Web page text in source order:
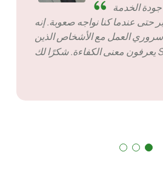
SiveHost مقدمًا - عادةً ما يكون
SiveHost خطوة إلى الأمام ويكون
بالمشكلات مسبقًا. هناك بعض
فيها إلى انتظار الرد ولكن هذا